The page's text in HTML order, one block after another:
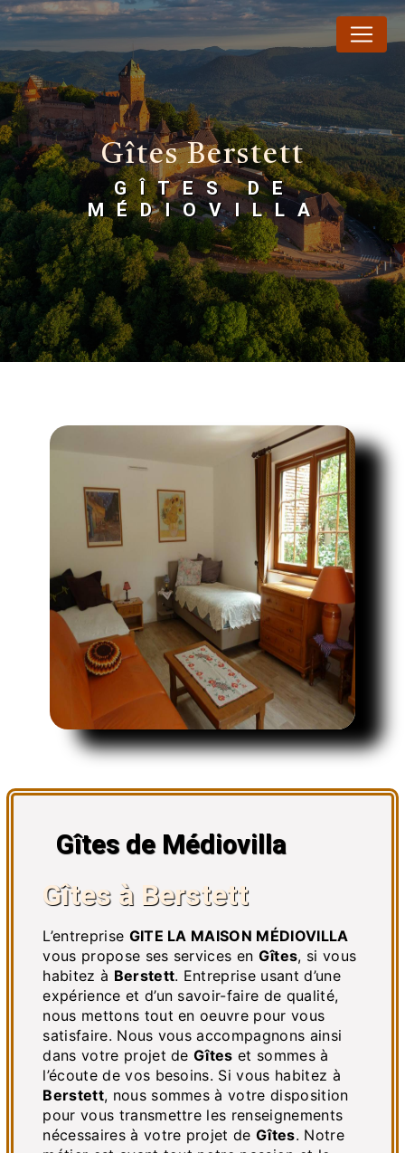
Gîtes Berstett
GÎTES DE
MÉDIOVILLA
Gîtes de Médiovilla
Gîtes à Berstett
L’entreprise GITE LA MAISON MÉDIOVILLA
vous propose ses services en Gîtes, si vous
habitez à Berstett. Entreprise usant d’une
expérience et d’un savoir-faire de qualité,
nous mettons tout en oeuvre pour vous
satisfaire. Nous vous accompagnons ainsi
dans votre projet deGîtes et sommes à
l’écoute de vos besoins. Si vous habitez à
Berstett, nous sommes à votre disposition
pour vous transmettre les renseignements
nécessaires à votre projet de Gîtes. Notre
Panneau de gestion des cookies